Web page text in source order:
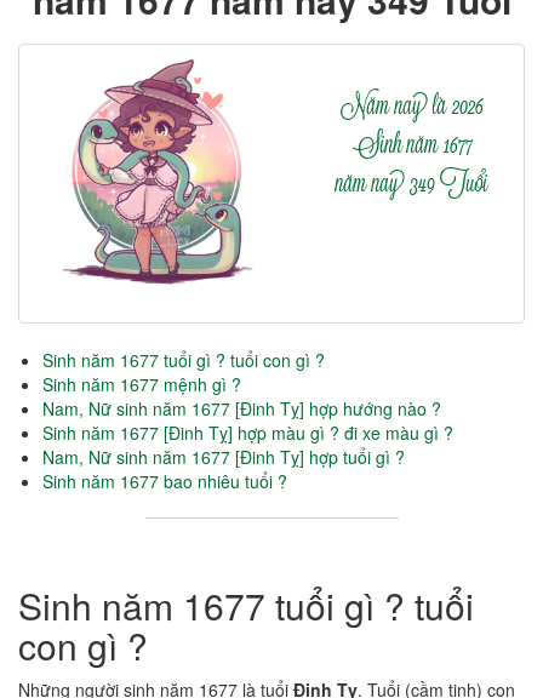
Năm nay là 2026
Sinh năm 1677
năm nay 349 Tuổi
Sinh năm 1677 tuổi gì ? tuổi con gì ?
Sinh năm 1677 mệnh gì ?
Nam, Nữ sinh năm 1677 [Đinh Tỵ] hợp hướng nào ?
Sinh năm 1677 [Đinh Tỵ] hợp màu gì ? đi xe màu gì ?
Nam, Nữ sinh năm 1677 [Đinh Tỵ] hợp tuổi gì ?
Sinh năm 1677 bao nhiêu tuổi ?
Sinh năm 1677 tuổi gì ? tuổi
con gì ?
Những người sinh năm 1677 là tuổi Đinh Tỵ. Tuổi (cầm tinh) con